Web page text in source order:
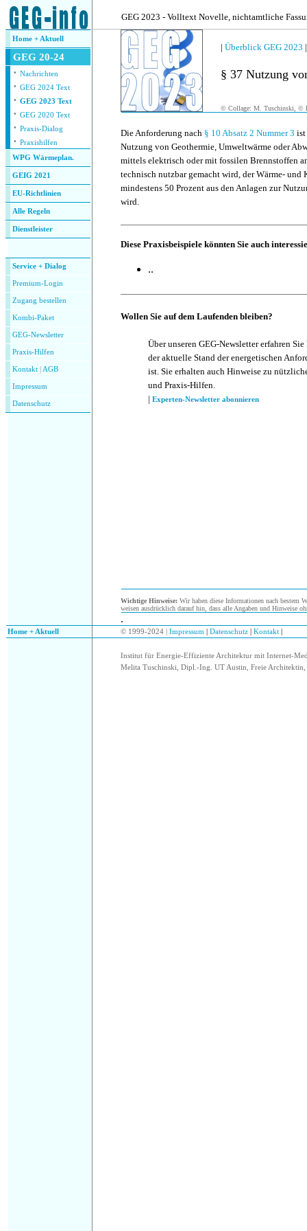
GEG 2023 - Volltext Novelle, nichtamtliche
Home + Aktuell
GEG 20-24
· Nachrichten
· GEG 2024 Text
· GEG 2023 Text
· GEG 2020 Text
· Praxis-Dialog
· Praxishilfen
WPG Wärmeplan.
GEIG 2021
EU-Richtlinien
Alle Regeln
Dienstleister
Service + Dialog
Premium-Login
Zugang bestellen
Kombi-Paket
GEG-Newsletter
Praxis-Hilfen
Kontakt AGB
Impressum
Datenschutz
| Überblick GEG 2023
§ 37 Nutzung
© Collage: M. Tuschinski, ©
Die Anforderung nach § 10 Absatz 2 Nummer 3 ist
Nutzung von Geothermie, Umweltwärme oder
mittels elektrisch oder mit fossilen Brennstoffen
technisch nutzbar gemacht wird, der Wärme- und
mindestens 50 Prozent aus den Anlagen zur
wird.
Diese Praxisbeispiele könnten Sie auch
..
Wollen Sie auf dem Laufenden bleiben?
Über unseren GEG-Newsletter erfahren
der aktuelle Stand der energetischen
ist. Sie erhalten auch Hinweise zu
und Praxis-Hilfen.
| Experten-Newsletter abonnieren
Wichtige Hinweise: Wir haben diese Informationen nach bestem
weisen ausdrücklich darauf hin, dass alle Angaben und Hinweise
.
Home + Aktuell © 1999-2024 | Impressum Datenschutz Kontakt
Institut für Energie-Effiziente Architektur mit Internet-
Melita Tuschinski, Dipl.-Ing. UT Austin, Freie Architektin,